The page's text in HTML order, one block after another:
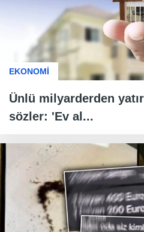
EKONOMİ
Ünlü milyarderden
sözler: 'Ev al...